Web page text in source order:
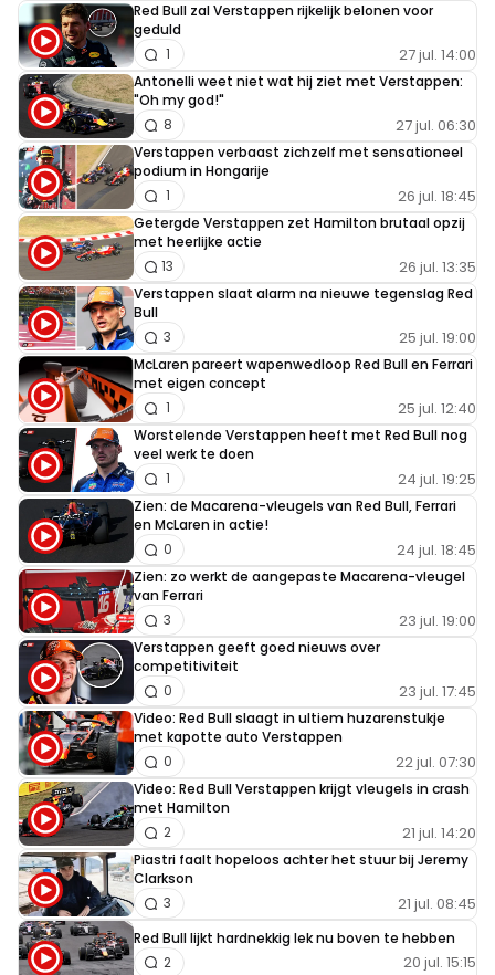
Red Bull zal Verstappen rijkelijk belonen voor
geduld
27 jul. 14:00
1
Antonelli weet niet wat hij ziet met Verstappen:
"Oh my god!"
27 jul. 06:30
8
Verstappen verbaast zichzelf met sensationeel
podium in Hongarije
26 jul. 18:45
1
Getergde Verstappen zet Hamilton brutaal opzij
met heerlijke actie
26 jul. 13:35
13
Verstappen slaat alarm na nieuwe tegenslag Red
Bull
25 jul. 19:00
3
McLaren pareert wapenwedloop Red Bull en Ferrari
met eigen concept
25 jul. 12:40
1
Worstelende Verstappen heeft met Red Bull nog
veel werk te doen
24 jul. 19:25
1
Zien: de Macarena-vleugels van Red Bull, Ferrari
en McLaren in actie!
24 jul. 18:45
0
Zien: zo werkt de aangepaste Macarena-vleugel
van Ferrari
23 jul. 19:00
3
Verstappen geeft goed nieuws over
competitiviteit
23 jul. 17:45
0
Video: Red Bull slaagt in ultiem huzarenstukje
met kapotte auto Verstappen
22 jul. 07:30
0
Video: Red Bull Verstappen krijgt vleugels in crash
met Hamilton
21 jul. 14:20
2
Piastri faalt hopeloos achter het stuur bij Jeremy
Clarkson
21 jul. 08:45
3
Red Bull lijkt hardnekkig lek nu boven te hebben
20 jul. 15:15
2